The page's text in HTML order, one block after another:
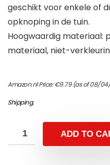
geschikt voor enkele of
opknoping in de tuin.
Hoogwaardig materiaal:
materiaal, niet-
Amazon.nl Price:€9.79(as of 08/04/
Shipping.
ADD TO